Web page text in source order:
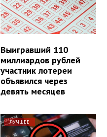
Выигравший 110
миллиардов рублей
участник лотереи
объявился через
девять месяцев
ЛУЧШЕЕ